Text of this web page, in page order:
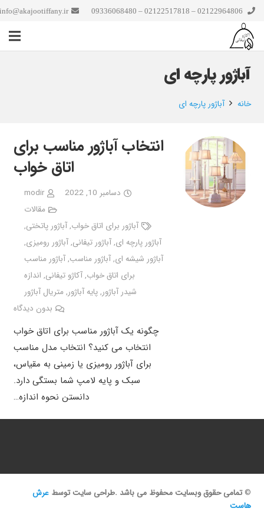
آباژور پارچه ای
خانه آباژور پارچه ای
انتخاب آباژور مناسب برای
اتاق خواب
دسامبر 10, 2022
modir
مقالات
آباژور برای اتاق خواب,آباژور پاتختی,
آباژور پارچه ای,آباژور تیفانی,آباژور رومیزی,
آباژور شیشه ای,آباژور مناسب,آباژور مناسب
برای اتاق خواب,آکاژو تیفانی, اندازه
شیدر آباژور,پایه آباژور, متریال آباژور
بدون دیدگاه
چگونه یک آباژور مناسب برای اتاق خواب
انتخاب می کنید؟ انتخاب مدل مناسب
برای آباژور رومیزی یا زمینی به مقیاس،
سبک و پایه لامپ شما بستگی دارد.
دانستن نحوه اندازه…
©تمامی حقوق وبسایت محفوظ می باشد .طراحی سایت توسطعرش
هاست